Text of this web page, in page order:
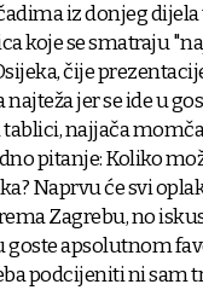
iz donjeg dijela
koje se smatraju
čije
jer se ide u
najjača
pitanje: Koliko
Naprvu će svi
Zagrebu, no
apsolutnom
podcijeniti ni sam